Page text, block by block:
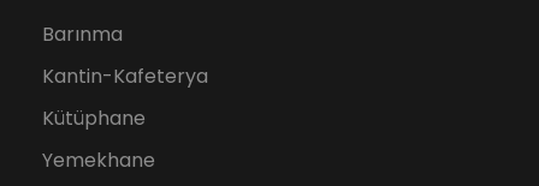
Barınma
Kantin-Kafeterya
Kütüphane
Yemekhane